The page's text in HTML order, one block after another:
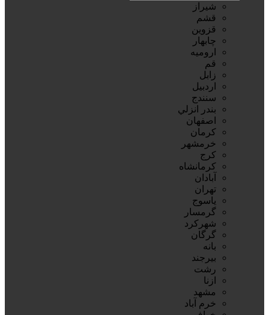
شيراز
قشم
قزوين
چابهار
اروميه
قم
زابل
اردبيل
سنندج
بندر انزلي
اصفهان
كرمان
خرمشهر
كرج
كرمانشاه
آبادان
تهران
ياسوج
گرمسار
شهركرد
گرگان
بانه
بيرجند
رشت
ازنا
مشهد
خرم آباد